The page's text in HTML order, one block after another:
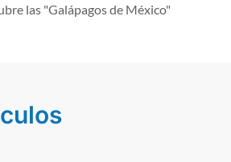
las "Galápagos de México"